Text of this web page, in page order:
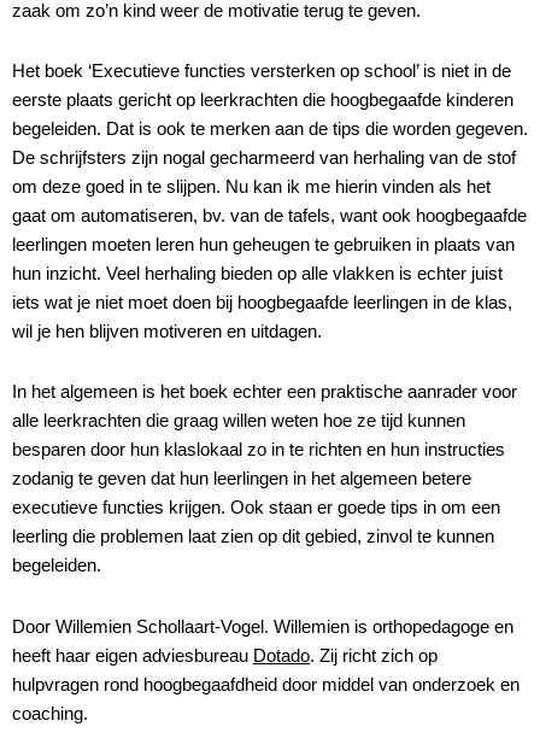
zaak om zo’n kind weer de motivatie terug te geven.
Het boek ‘Executieve functies versterken op school’ is niet in de
eerste plaats gericht op leerkrachten die hoogbegaafde kinderen
begeleiden. Dat is ook te merken aan de tips die worden gegeven.
De schrijfsters zijn nogal gecharmeerd van herhaling van de stof
om deze goed in te slijpen. Nu kan ik me hierin vinden als het
gaat om automatiseren, bv. van de tafels, want ook hoogbegaafde
leerlingen moeten leren hun geheugen te gebruiken in plaats van
hun inzicht. Veel herhaling bieden op alle vlakken is echter juist
iets wat je niet moet doen bij hoogbegaafde leerlingen in de klas,
wil je hen blijven motiveren en uitdagen.
In het algemeen is het boek echter een praktische aanrader voor
alle leerkrachten die graag willen weten hoe ze tijd kunnen
besparen door hun klaslokaal zo in te richten en hun instructies
zodanig te geven dat hun leerlingen in het algemeen betere
executieve functies krijgen. Ook staan er goede tips in om een
leerling die problemen laat zien op dit gebied, zinvol te kunnen
begeleiden.
Door Willemien Schollaart-Vogel. Willemien is orthopedagoge en
heeft haar eigen adviesbureau Dotado. Zij richt zich op
hulpvragen rond hoogbegaafdheid door middel van onderzoek en
coaching.